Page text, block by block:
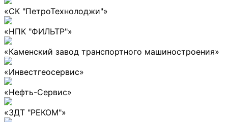
«СК "ПетроТехнолоджи"»
«НПК "ФИЛЬТР"»
«Каменский завод транспортного машиностроения»
«Инвестгеосервис»
«Нефть-Сервис»
«ЗДТ "РЕКОМ"»